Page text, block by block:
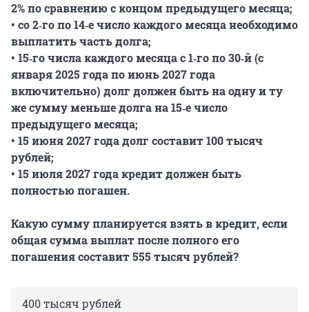
2% по сравнению с концом предыдущего месяца;
•‎ со 2‐го по 14‐е число каждого месяца необходимо
выплатить часть долга;
•‎ 15‐го числа каждого месяца с 1‐го по 30‐й (с
января 2025 года по июнь 2027 года
включительно) долг должен быть на одну и ту
же сумму меньше долга на 15‐е число
предыдущего месяца;
•‎ 15 июня 2027 года долг составит 100 тысяч
рублей;
•‎ 15 июля 2027 года кредит должен быть
полностью погашен.
Какую сумму планируется взять в кредит, если
общая сумма выплат после полного его
погашения составит 555 тысяч рублей?
400 тысяч рублей